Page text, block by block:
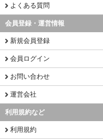
よくある質問
会員登録・運営情報
新規会員登録
会員ログイン
お問い合わせ
運営会社
利用規約など
利用規約